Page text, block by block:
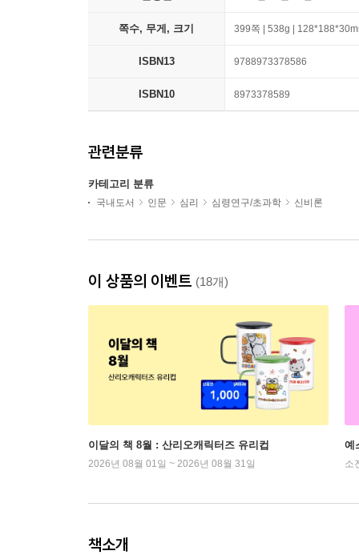
쪽수, 무게, 크기 399쪽 | 538g |
ISBN13 9788973378586
ISBN10 8973378589
관련분류
카테고리 분류
국내도서 인문 심리 심령연구/초과학 신비론
이 상품의 이벤트 (18개)
이달의 책 8월 : 산리오캐릭터즈 유리컵
2026년 08월 01일 ~ 2026년 08월 31일
예
소
책소개